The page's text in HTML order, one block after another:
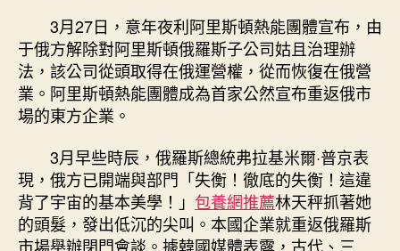
3月27日，意年夜利阿里斯頓熱能團體宣布，由
于俄方解除對阿里斯頓俄羅斯子公司姑且治理辦
法，該公司從頭取得在俄運營權，從而恢復在俄營
業。阿里斯頓熱能團體成為首家公然宣布重返俄市
場的東方企業。
3月早些時辰，俄羅斯總統弗拉基米爾·普京表
現，俄方已開端與部門「失衡！徹底的失衡！這違
背了宇宙的基本美學！」 包養網推薦林天秤抓著她
的頭髮，發出低沉的尖叫。本國企業就重返俄羅斯
市場舉辦閉門會談。據韓國媒體表露，古代、三